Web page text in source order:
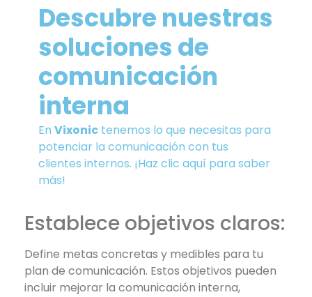
Descubre nuestras
soluciones de
comunicación
interna
En Vixonic tenemos lo que necesitas para
potenciar la comunicación con tus
clientes internos. ¡Haz clic aquí para saber
más!
Establece objetivos claros:
Define metas concretas y medibles para tu
plan de comunicación. Estos objetivos pueden
incluir mejorar la comunicación interna,